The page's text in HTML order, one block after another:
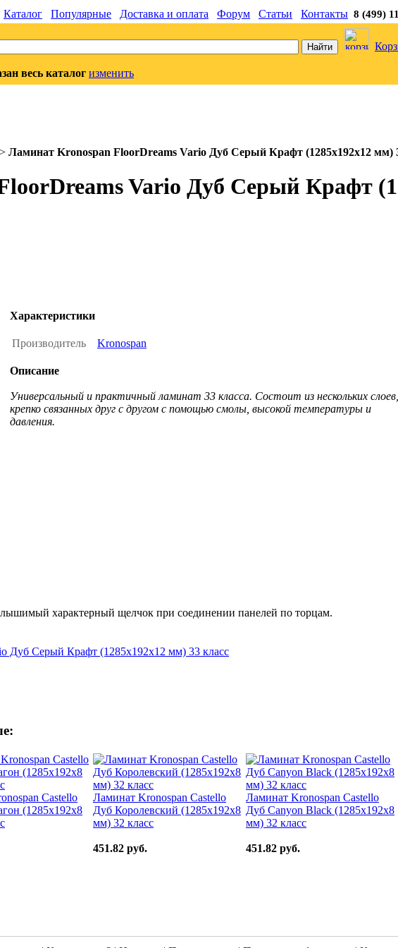
Каталог Популярные Доставка и оплата Форум Статьи Контакты 8 (499)
весь каталог изменить
> Ламинат Kronospan FloorDreams Vario Дуб Серый Крафт (1285x192x12 мм)
Vario Дуб Серый Крафт
Характеристики
Производитель Kronospan
Описание
Универсальный и практичный ламинат 33 класса. Состоит из нескольких слоев,
крепко связанных друг с другом с помощью смолы, высокой температуры и
давления.
характерный щелчок при соединении панелей по торцам.
Дуб Серый Крафт (1285x192x12 мм) 33 класс
Castello
(1285x192x8
Ламинат Kronospan Castello
Дуб Королевский (1285x192x8
мм) 32 класс
451.82 руб.
Ламинат Kronospan Castello
Дуб Canyon Black (1285x192x8
мм) 32 класс
451.82 руб.